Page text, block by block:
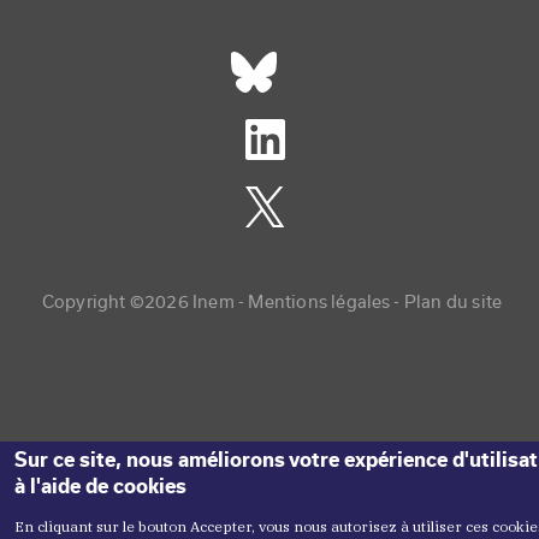
Réseaux sociaux footer
Copyright ©2026 Inem - Copyright menu
Mentions légales Plan du site
Sur ce site, nous améliorons votre expérience
à l'aide de cookies
En cliquant sur le bouton Accepter, vous nous autorisez à utiliser ces